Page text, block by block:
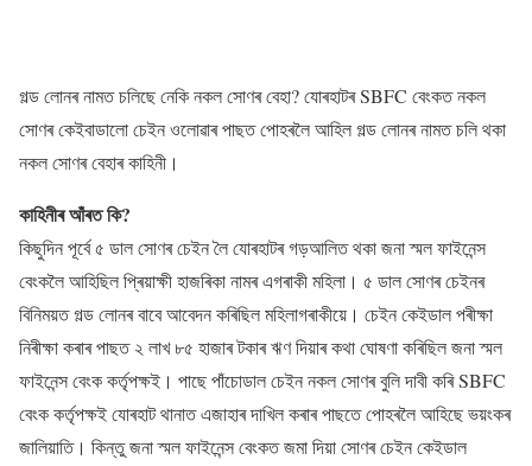
গল্ড লোনৰ নামত চলিছে নেকি নকল সোণৰ বেহা? যোৰহাটৰ SBFC বেংকত নকল
সোণৰ কেইবাডালো চেইন ওলোৱাৰ পাছত পোহৰলৈ আহিল গল্ড লোনৰ নামত চলি থকা
নকল সোণৰ বেহাৰ কাহিনী।
কাহিনীৰ আঁৰত কি?
কিছুদিন পূৰ্বে ৫ ডাল সোণৰ চেইন লৈ যোৰহাটৰ গড়আলিত থকা জনা স্মল ফাইনেন্স
বেংকলৈ আহিছিল প্ৰিয়াক্ষী হাজৰিকা নামৰ এগৰাকী মহিলা। ৫ ডাল সোণৰ চেইনৰ
বিনিময়ত গল্ড লোনৰ বাবে আবেদন কৰিছিল মহিলাগৰাকীয়ে। চেইন কেইডাল পৰীক্ষা
নিৰীক্ষা কৰাৰ পাছত ২ লাখ ৮৫ হাজাৰ টকাৰ ঋণ দিয়াৰ কথা ঘোষণা কৰিছিল জনা স্মল
ফাইনেন্স বেংক কৰ্তৃপক্ষই। পাছে পাঁচোডাল চেইন নকল সোণৰ বুলি দাবী কৰি SBFC
বেংক কৰ্তৃপক্ষই যোৰহাট থানাত এজাহাৰ দাখিল কৰাৰ পাছতে পোহৰলৈ আহিছে ভয়ংকৰ
জালিয়াতি। কিন্তু জনা স্মল ফাইনেন্স বেংকত জমা দিয়া সোণৰ চেইন কেইডাল